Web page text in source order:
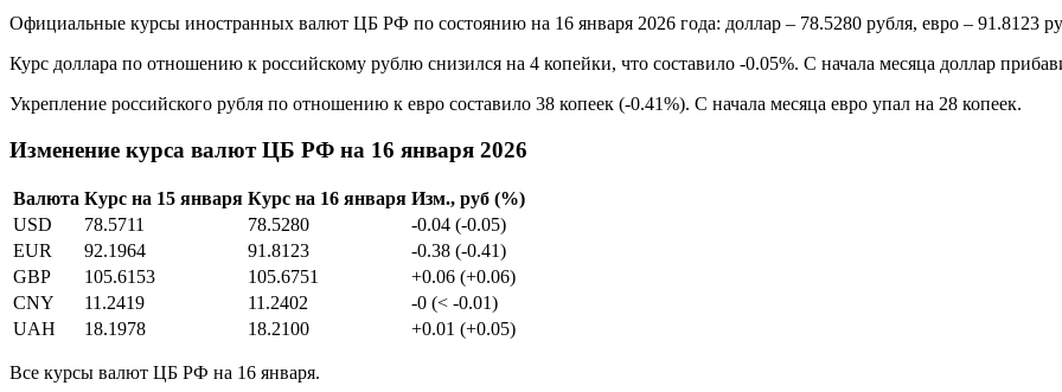
Официальные курсы иностранных валют ЦБ РФ по состоянию на 16 января 2026 года: доллар – 78.5280 рубля, евро – 91.8123
Курс доллара по отношению к российскому рублю снизился на 4 копейки, что составило -0.05%. С начала месяца доллар
Укрепление российского рубля по отношению к евро составило 38 копеек (-0.41%). С начала месяца евро упал на 28 копеек.
Изменение курса валют ЦБ РФ на 16 января 2026
Валюта Курс на 15 января Курс на 16 января Изм., руб (%)
USD
78.5711 78.5280
-0.04 (-0.05)
EUR
92.1964 91.8123
-0.38 (-0.41)
GBP
105.6153 105.6751
+0.06 (+0.06)
CNY
11.2419 11.2402
-0 (< -0.01)
UAH
18.1978 18.2100 +0.01 (+0.05)
Все курсы валют ЦБ РФ на 16 января.